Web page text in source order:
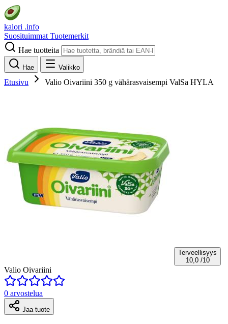
kalori .info
Suosituimmat Tuotemerkit
Hae tuotteita
Hae Valikko
Etusivu Valio Oivariini 350 g vähärasvaisempi ValSa HYLA
Terveellisyys
10,0 /10
Valio Oivariini
0 arvostelua
Jaa tuote